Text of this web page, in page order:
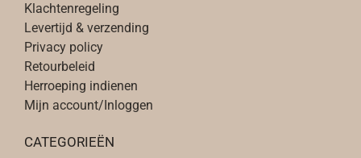
Klachtenregeling
Levertijd & verzending
Privacy policy
Retourbeleid
Herroeping indienen
Mijn account/Inloggen
CATEGORIEËN